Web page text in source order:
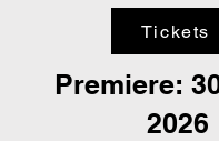
Tickets
Premiere:
2026